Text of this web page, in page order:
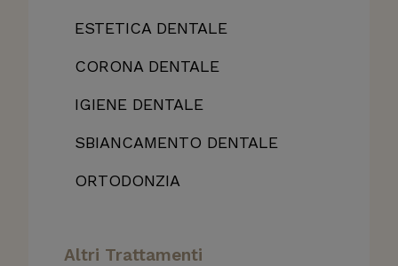
ESTETICA DENTALE
CORONA DENTALE
IGIENE DENTALE
SBIANCAMENTO DENTALE
ORTODONZIA
Altri Trattamenti